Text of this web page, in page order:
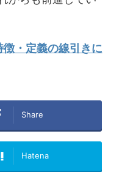
・定義の線引きに
Share
Hatena